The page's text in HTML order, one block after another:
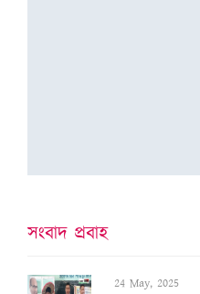
সংবাদ প্ৰবাহ
24 May, 2025